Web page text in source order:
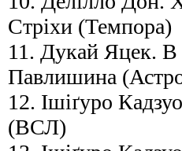
Стріхи (Темпора)
11. Дукай Яцек. В
Павлишина
12. Ішіґуро
(ВСЛ)